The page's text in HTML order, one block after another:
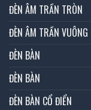
ĐÈN ÂM TRẦN TRÒN
ĐÈN ÂM TRẦN VUÔNG
ĐÈN BÀN
ĐÈN BÀN
ĐÈN BÀN CỔ ĐIỂN